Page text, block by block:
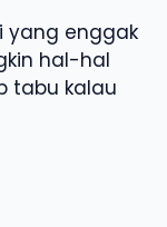
yang enggak
hal-hal
tabu kalau